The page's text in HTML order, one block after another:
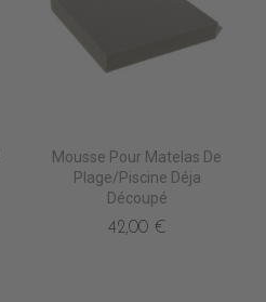
Mousse Pour Matelas De
Plage/piscine Déja
Découpé
42,00 €